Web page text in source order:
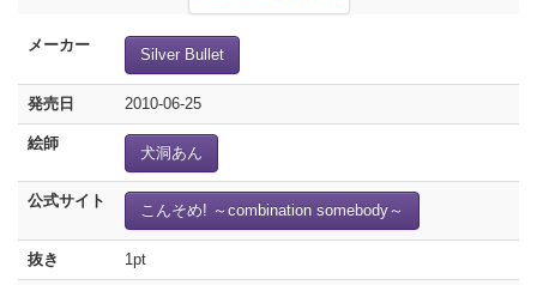
メーカー
Silver Bullet
発売日 2010-06-25
絵師
犬洞あん
公式サイト
こんそめ! ～combination somebody～
抜き 1pt